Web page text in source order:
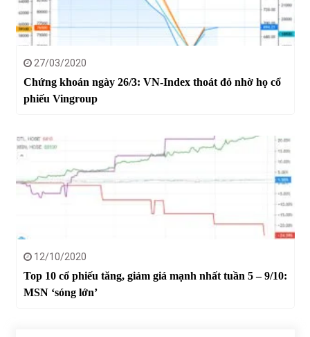
27/03/2020
Chứng khoán ngày 26/3: VN-Index thoát đỏ nhờ họ cổ
phiếu Vingroup
12/10/2020
Top 10 cổ phiếu tăng, giảm giá mạnh nhất tuần 5 – 9/10:
MSN ‘sóng lớn’